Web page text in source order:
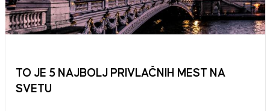
TO JE 5 NAJBOLJ PRIVLAČNIH MEST NA
SVETU